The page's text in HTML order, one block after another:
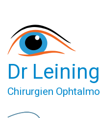
Dr
Chirurgien